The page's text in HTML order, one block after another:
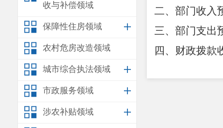
收与补偿领域
保障性住房领域
农村危房改造领域
城市综合执法领域
市政服务领域
涉农补贴领域
二、部门收入
三、部门支出
四、财政拨款